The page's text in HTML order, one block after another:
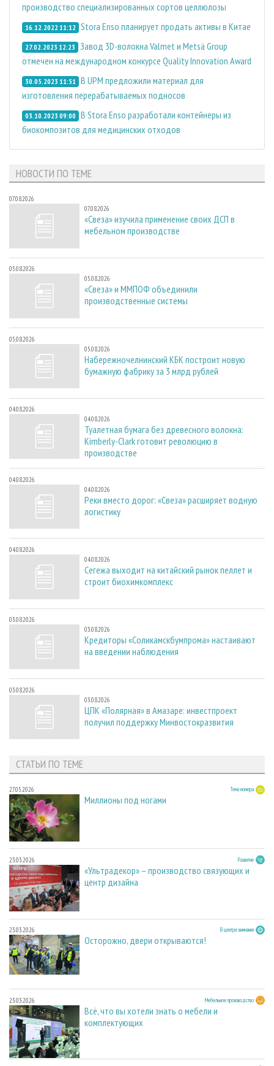
производство специализированных сортов целлюлозы
16.12.2022 11:12 Stora Enso планирует продать активы в Китае
27.02.2023 12:23 Завод 3D-волокна Valmet и Metsä Group
отмечен на международном конкурсе Quality Innovation Award
30.05.2023 11:51 В UPM предложили материал для
изготовления перерабатываемых подносов
03.10.2023 09:00 В Stora Enso разработали контейнеры из
биокомпозитов для медицинских отходов
НОВОСТИ ПО ТЕМЕ
07.08.2026
07.08.2026
«Свеза» изучила применение своих ДСП в
мебельном производстве
05.08.2026
05.08.2026
«Свеза» и ММПОФ объединили
производственные системы
05.08.2026
05.08.2026
Набережночелнинский КБК построит новую
бумажную фабрику за 3 млрд рублей
04.08.2026
04.08.2026
Туалетная бумага без древесного волокна:
Kimberly-Clark готовит революцию в
производстве
04.08.2026
04.08.2026
Реки вместо дорог: «Свеза» расширяет водную
логистику
04.08.2026
04.08.2026
Сегежа выходит на китайский рынок пеллет и
строит биохимкомплекс
03.08.2026
03.08.2026
Кредиторы «Соликамскбумпрома» настаивают
на введении наблюдения
03.08.2026
03.08.2026
ЦПК «Полярная» в Амазаре: инвестпроект
получил поддержку Минвостокразвития
СТАТЬИ ПО ТЕМЕ
27.05.2026 Тема номера
Миллионы под ногами
23.03.2026 Развитие
«Ультрадекор» – производство связующих и
центр дизайна
23.03.2026 В центре внимания
Осторожно, двери открываются!
23.03.2026 Мебельное производство
Всё, что вы хотели знать о мебели и
комплектующих